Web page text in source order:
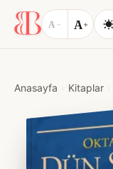
A − A+
Anasayfa Kitaplar